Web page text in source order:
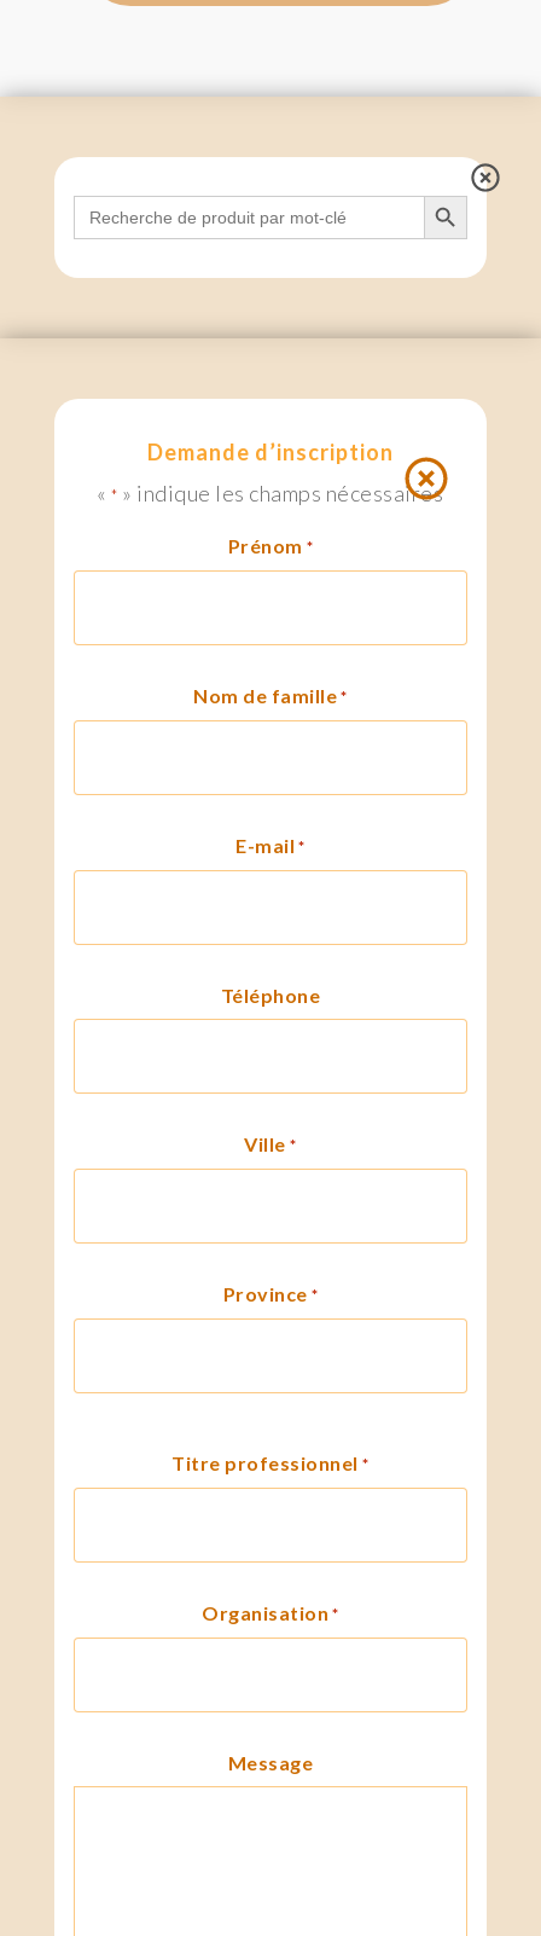
Search
for:
Search Button
Demande d’inscription
«* » indique les champs nécessaires
Prénom *
Nom de famille *
E-mail *
Téléphone
Ville *
Province *
Titre professionnel *
Organisation *
Message